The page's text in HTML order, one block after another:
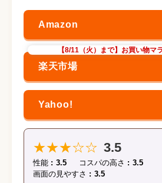
【8/11（火）まで】お買い物マ
★★★☆☆ 3.5
性能 3.5 コスパの高さ
3.5
画面の見やすさ
3.5